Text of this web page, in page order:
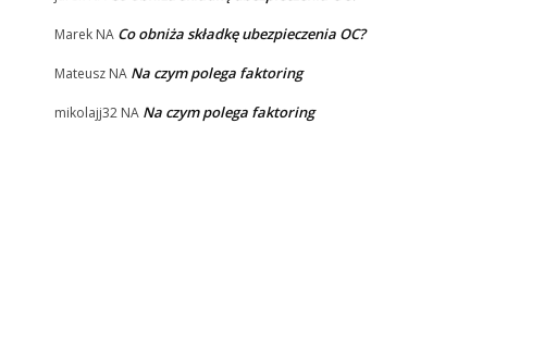
Marek NA Co obniża składkę ubezpieczenia OC?
Mateusz NA Na czym polega faktoring
mikolajj32 NA Na czym polega faktoring